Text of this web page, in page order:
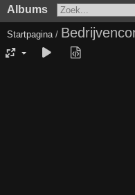
Albums
Startpagina/